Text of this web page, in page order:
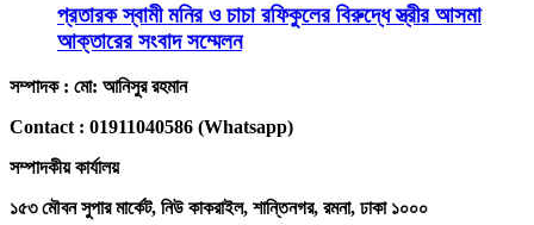
প্রতারক স্বামী মনির ও চাচা রফিকুলের বিরুদ্ধে স্ত্রীর আসমা
আক্তারের সংবাদ সম্মেলন
সম্পাদক : মো: আনিসুর রহমান
Contact : 01911040586 (Whatsapp)
সম্পাদকীয় কার্যালয়
১৫৩ মৌবন সুপার মার্কেট, নিউ কাকরাইল, শান্তিনগর, রমনা, ঢাকা ১০০০